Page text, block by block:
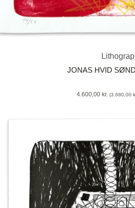
JONAS HVID
4.600,00 kr. (3.680,00